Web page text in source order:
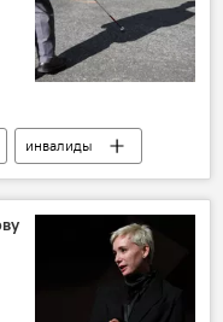
инвалиды